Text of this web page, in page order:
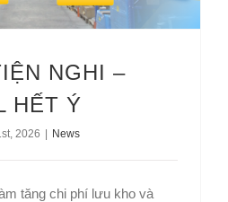
NGHI –
HẾT Ý
2026 News
tăng chi phí lưu kho và